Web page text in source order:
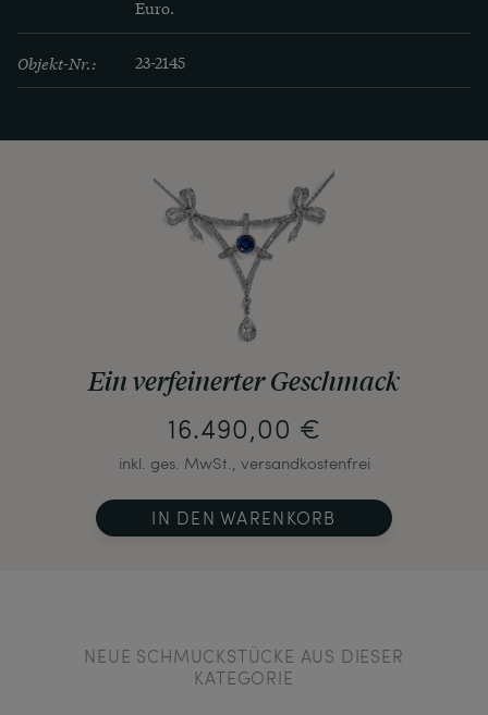
Euro.
Objekt-Nr.: 23-2145
Ein verfeinerter Geschmack
16.490,00 €
inkl. ges. MwSt., versandkostenfrei
IN DEN WARENKORB
NEUE SCHMUCKSTÜCKE AUS DIESER
KATEGORIE